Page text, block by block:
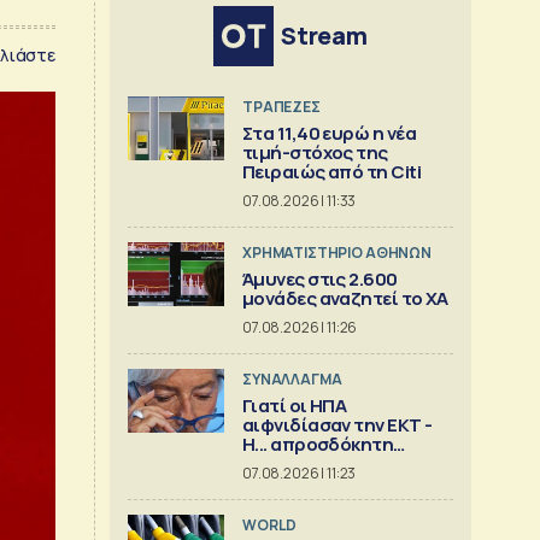
Stream
ΤΡΑΠΕΖΕΣ
Στα 11,40 ευρώ η νέα
τιμή-στόχος της
Πειραιώς από τη Citi
07.08.2026 | 11:33
XΡΗΜΑΤΙΣΤΗΡΙΟ ΑΘΗΝΩΝ
Άμυνες στις 2.600
μονάδες αναζητεί το ΧΑ
07.08.2026 | 11:26
ΣΥΝΑΛΛΑΓΜΑ
Γιατί οι ΗΠΑ
αιφνιδίασαν την ΕΚΤ -
Η... απροσδόκητη
κίνηση
07.08.2026 | 11:23
WORLD